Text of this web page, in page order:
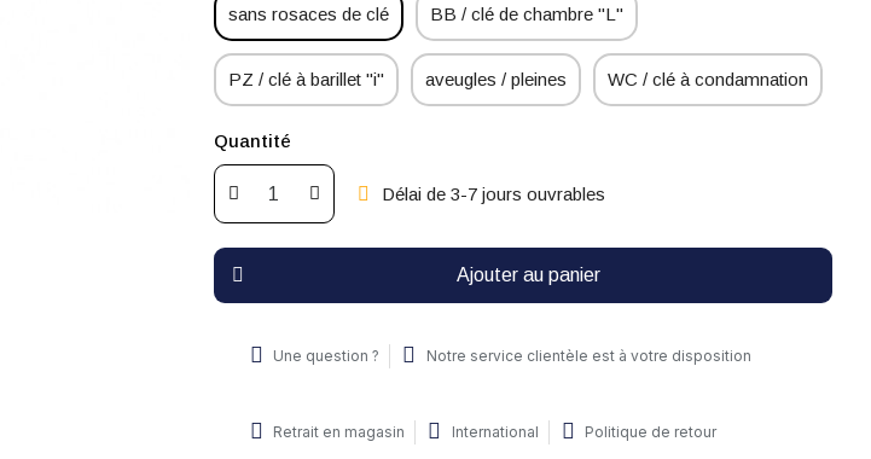
sans rosaces de clé BB / clé de chambre "L"
PZ / clé à barillet "i" aveugles / pleines WC / clé à condamnation
Quantité
Délai de 3-7 jours ouvrables
Ajouter au panier
Une question ? Notre service clientèle est à votre disposition
Retrait en magasin International Politique de retour